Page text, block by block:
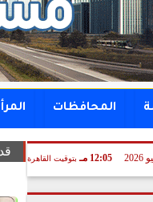
المحافظات
12:05 مـ بتوقيت القاهرة